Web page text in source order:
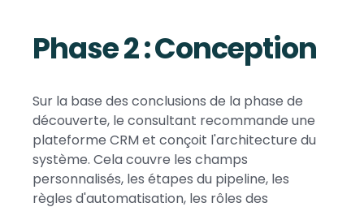
Phase 2 : Conception
Sur la base des conclusions de la phase de
découverte, le consultant recommande une
plateforme CRM et conçoit l'architecture du
système. Cela couvre les champs
personnalisés, les étapes du pipeline, les
règles d'automatisation, les rôles des